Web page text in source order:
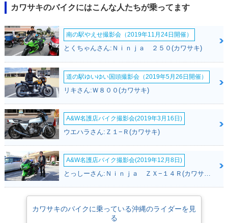
あったものの、大きなモデルチェンジはなく。2006年モデルまで生産さ
れた。なお、1996年からは前後スポークホイールとしたゼファー
750RS（～2003年）も販売された。関連モデルとしては、ゼファー
1100（1992）のほか、ゼファー750をモノサス化したようなZR-
7（1999）が存在した。
カワサキのバイクにはこんな人たちが乗ってます
南の駅やえせ撮影会（2019年11月24日開催）
とくちゃんさん:Ｎｉｎｊａ ２５０(カワサキ)
道の駅ゆいゆい国頭撮影会（2019年5月26日開催）
リキさん:Ｗ８００(カワサキ)
A&W名護店バイク撮影会(2019年3月16日)
ウエハラさん:Ｚ１−Ｒ(カワサキ)
A&W名護店バイク撮影会(2019年12月8日)
カワサキのバイクに乗っている沖縄のライダーを見
る